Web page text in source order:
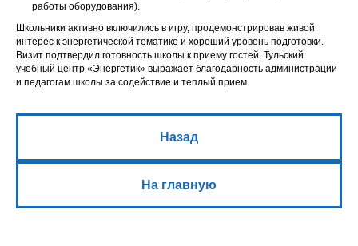
работы оборудования).
Школьники активно включились в игру, продемонстрировав живой
интерес к энергетической тематике и хороший уровень подготовки.
Визит подтвердил готовность школы к приему гостей. Тульский
учебный центр «Энергетик» выражает благодарность администрации
и педагогам школы за содействие и теплый прием.
Назад
На главную